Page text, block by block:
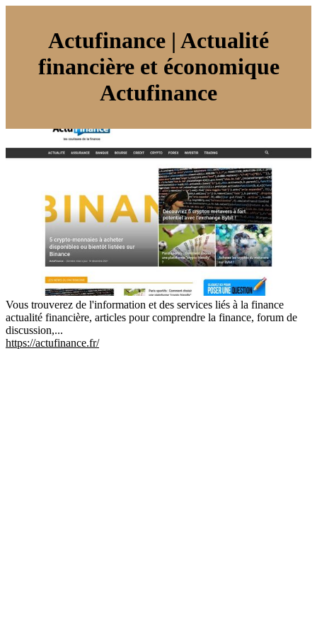
Actufinance | Actualité
financière et économique
Actufinance
Vous trouverez de l'information et des services liés à la finance
actualité financière, articles pour comprendre la finance, forum de
discussion,...
https://actufinance.fr/